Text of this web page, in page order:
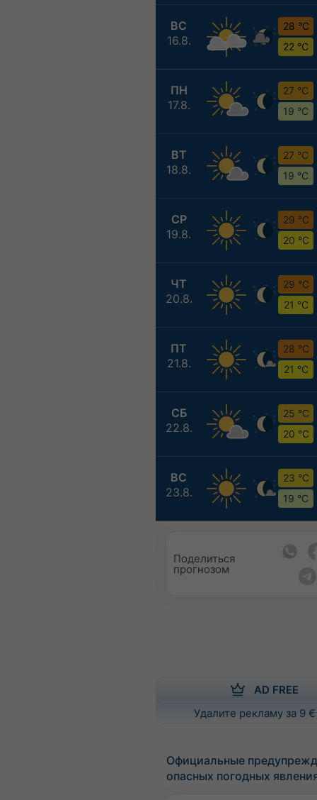
ВС
16.8.
28 °C
22 °C
ПН
17.8.
27 °C
19 °C
ВТ
18.8.
27 °C
19 °C
СР
19.8.
29 °C
20 °C
ЧТ
20.8.
29 °C
21 °C
ПТ
21.8.
28 °C
21 °C
СБ
22.8.
25 °C
20 °C
ВС
23.8.
23 °C
19 °C
Поделиться
прогнозом
AD FREE
Удалите рекламу за 9 €
Официальные
опасных погодных